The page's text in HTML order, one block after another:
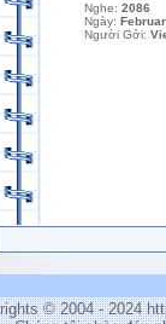
Nghe: 2086
Ngày:
Người Gởi:
© 2004 - 2024